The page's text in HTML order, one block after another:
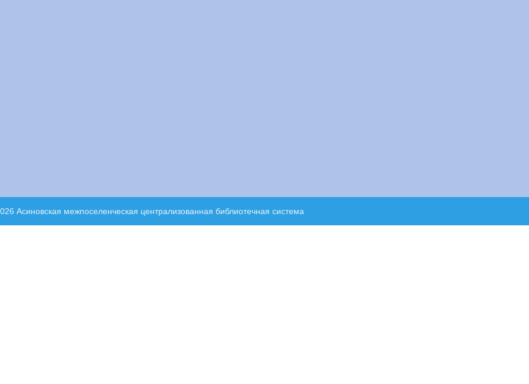
Асиновская межпоселенческая централизованная библиотечная система